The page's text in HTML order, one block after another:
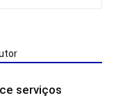
serviços